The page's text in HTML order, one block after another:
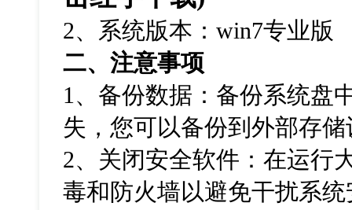
2、系统版本：win7专业版
二、注意事项
1 、备份数据：备份系统盘
失，您可以备份到外部存
2、关闭安全软件：在运行
毒和防火墙以避免干扰系